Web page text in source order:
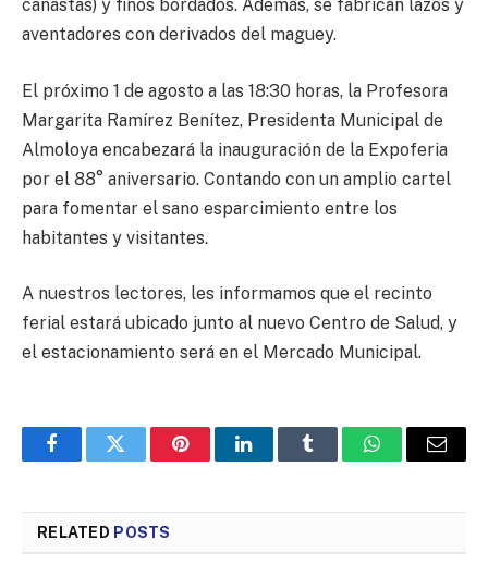
canastas) y finos bordados. Además, se fabrican lazos y
aventadores con derivados del maguey.
El próximo 1 de agosto a las 18:30 horas, la Profesora
Margarita Ramírez Benítez, Presidenta Municipal de
Almoloya encabezará la inauguración de la Expoferia
por el 88° aniversario. Contando con un amplio cartel
para fomentar el sano esparcimiento entre los
habitantes y visitantes.
A nuestros lectores, les informamos que el recinto
ferial estará ubicado junto al nuevo Centro de Salud, y
el estacionamiento será en el Mercado Municipal.
FacebookTwitter PinterestLinkedInTumblr WhatsAppEmail
RELATED POSTS